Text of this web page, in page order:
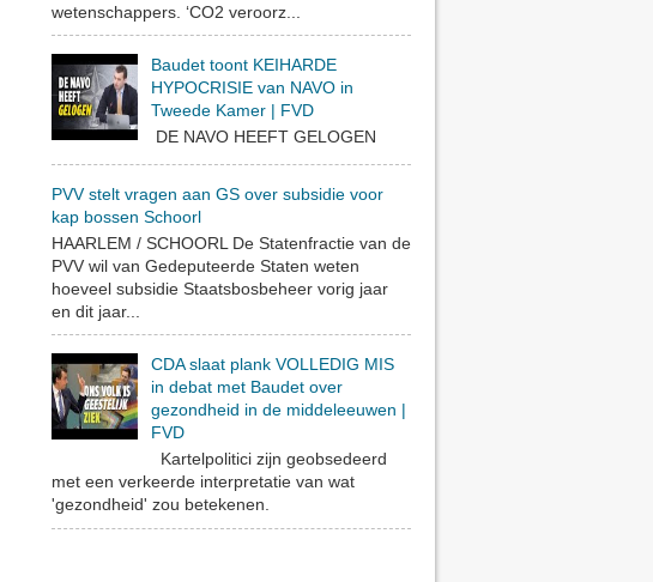
wetenschappers. ‘CO2 veroorz...
Baudet toont KEIHARDE
HYPOCRISIE van NAVO in
Tweede Kamer | FVD
DE NAVO HEEFT GELOGEN
PVV stelt vragen aan GS over subsidie voor
kap bossen Schoorl
HAARLEM / SCHOORL De Statenfractie van de
PVV wil van Gedeputeerde Staten weten
hoeveel subsidie Staatsbosbeheer vorig jaar
en dit jaar...
CDA slaat plank VOLLEDIG MIS
in debat met Baudet over
gezondheid in de middeleeuwen |
FVD
Kartelpolitici zijn geobsedeerd
met een verkeerde interpretatie van wat
'gezondheid' zou betekenen.